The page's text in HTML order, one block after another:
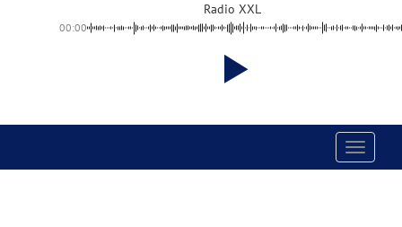
Radio XXL
00:00
Toggle